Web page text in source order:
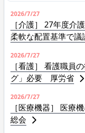
2026/7/27
［介護］ 27年度介
柔軟な配置基準で議
2026/7/27
［看護］ 看護職員
グ」必要 厚労省
2026/7/27
［医療機器］ 医療
総会